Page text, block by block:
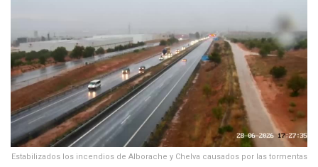
Estabilizados los incendios de Alborache y Chelva causados por las tormentas